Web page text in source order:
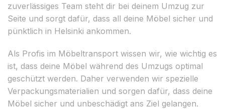
zuverlässiges Team steht dir bei deinem Umzug zur
Seite und sorgt dafür, dass all deine Möbel sicher und
pünktlich in Helsinki ankommen.
Als Profis im Möbeltransport wissen wir, wie wichtig es
ist, dass deine Möbel während des Umzugs optimal
geschützt werden. Daher verwenden wir spezielle
Verpackungsmaterialien und sorgen dafür, dass deine
Möbel sicher und unbeschädigt ans Ziel gelangen.